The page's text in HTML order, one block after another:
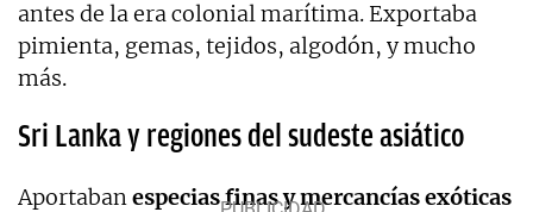
antes de la era colonial marítima. Exportaba
pimienta, gemas, tejidos, algodón, y mucho
más.
Sri Lanka y regiones del sudeste asiático
Aportabanespecias finas y mercancías exóticas